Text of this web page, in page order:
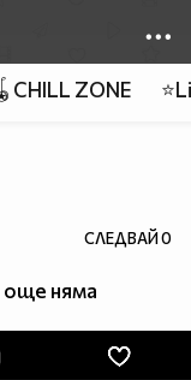
ZONE
СЛЕДВАЙ0
няма